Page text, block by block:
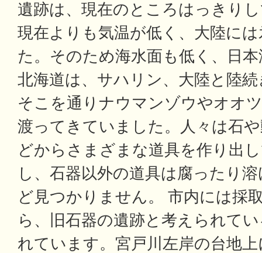
遺跡は、現在のところはっきり
現在よりも気温が低く、大陸に
た。そのため海水面も低く、日
北海道は、サハリン、大陸と陸
そこを通りナウマンゾウやオオ
渡ってきていました。人々は石
どからさまざまな道具を作り出
し、石器以外の道具は腐ったり
ど見つかりません。 市内には採
ら、旧石器の遺跡と考えられて
れています。宮戸川左岸の台地